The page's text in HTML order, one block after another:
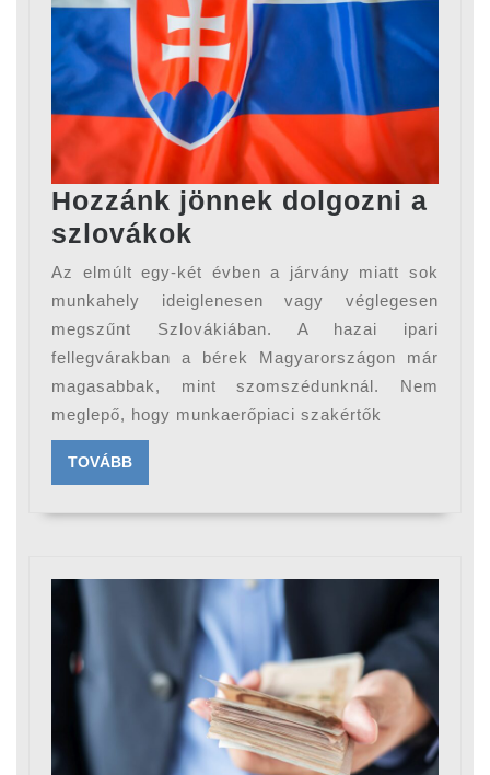
Hozzánk jönnek dolgozni a
szlovákok
jönnek
dolgozni
a
szlovákok
Az elmúlt egy-két évben a járvány miatt sok
munkahely ideiglenesen vagy véglegesen
megszűnt Szlovákiában. A hazai ipari
fellegvárakban a bérek Magyarországon már
magasabbak, mint szomszédunknál. Nem
meglepő, hogy munkaerőpiaci szakértők
TOVÁBBTOVÁBB